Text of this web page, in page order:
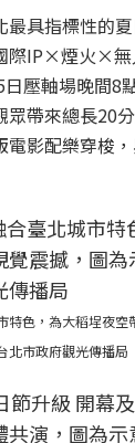
最具指標性的
際IP×煙火×無
壓軸場晚間8
眾帶來總長20
電影配樂穿梭
特色，為大稻埕夜空
北市政府觀光傳播局